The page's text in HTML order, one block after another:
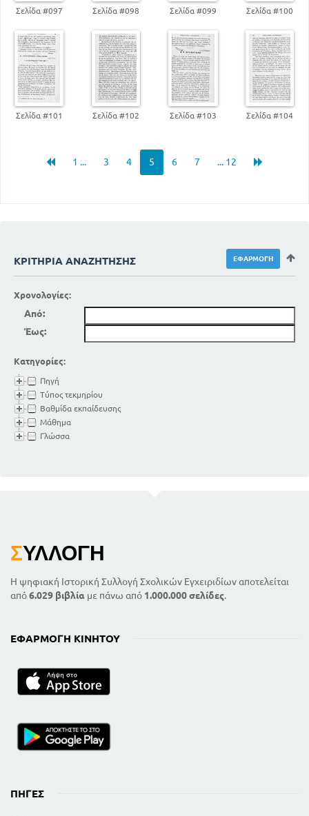
Σελίδα #097 Σελίδα #098 Σελίδα #099 Σελίδα #100
Σελίδα #101 Σελίδα #102 Σελίδα #103 Σελίδα #104
1 ... 3 4 5 6 7 ... 12
ΚΡΙΤΉΡΙΑ ΑΝΑΖΉΤΗΣΗΣ
Χρονολογίες:
Από:
Έως:
Κατηγορίες:
Πηγή
Τύπος τεκμηρίου
Βαθμίδα εκπαίδευσης
Μάθημα
Γλώσσα
ΣΥΛΛΟΓΉ
Η ψηφιακή Ιστορική Συλλογή Σχολικών Εγχειριδίων αποτελείται
από6.029 βιβλία με πάνω από 1.000.000 σελίδες.
ΕΦΑΡΜΟΓΉ ΚΙΝΗΤΟΎ
ΠΗΓΈΣ